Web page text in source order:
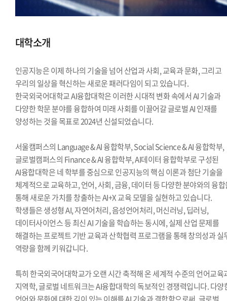
대학소개
인공지능은 이제 하나의 기술을 넘어 산업과 사회, 교육과 문화, 그리고
우리의 일상을 혁신하는 새로운 패러다임이 되고 있습니다.
한국외국어대학교 AI융합대학은 이러한 시대적 변화 속에서 AI 기술과
다양한 학문 분야를 융합하여 미래 사회를 이끌어갈 글로벌 AI 인재를
양성하는 것을 목표로 2024년 신설되었습니다.
서울캠퍼스의 Language & AI 융합학부, Social Science & AI 융합학부,
글로벌캠퍼스의 Finance & AI 융합학부, AI데이터 융합학부로 구성된
AI융합대학은 네 학부를 중심으로 인공지능의 핵심 이론과 첨단 기술을
체계적으로 교육하고, 언어, 사회, 금융, 데이터 등 다양한 분야와의 융
통해 새로운 가치를 창출하는 AI+X 교육 모델을 실현하고 있습니다.
학생들은 생성형 AI, 자연어처리, 음성언어처리, 머신러닝, 딥러닝,
데이터사이언스 등 최신 AI 기술을 학습하는 동시에, 실제 산업 문제를
해결하는 프로젝트 기반 교육과 산학협력 프로그램을 통해 창의성과 실
역량을 함께 키워갑니다.
특히 한국외국어대학교가 오랜 시간 축적해 온 세계적 수준의 언어교육
지역학, 글로벌 네트워크는 AI융합대학의 독보적인 경쟁력입니다. 다양